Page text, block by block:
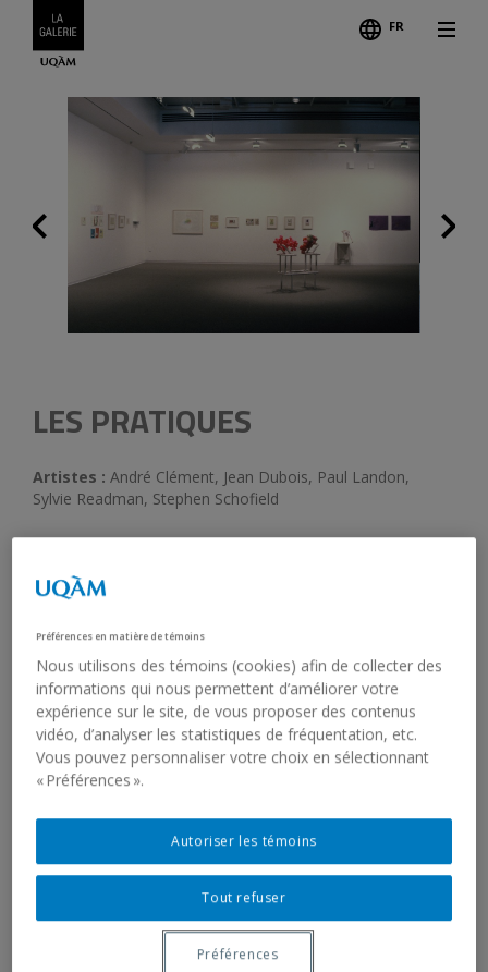
FR
LES PRATIQUES
Artistes : André Clément, Jean Dubois, Paul Landon,
Sylvie Readman, Stephen Schofield
Cette exposition propose des œuvres souvent inédites de
cinq nouveaux professeurs à l’École des arts visuels et
médiatiques de l’UQAM. Elle fait état de leur pratique
artistique et établit le contact avec la recherche qui motive
la production de leurs œuvres.
exposeTact, une installation vidéo interactive
contrôlée à l’aide d’un écran tactile, qui permet la rencontre
et le dialogue gestuel par le toucher et la caresse entre le
spectateur et un personnage situé de l’autre côté de l’écran.
Stephen Schofield offre des sculptures et des dessins qui
Préférences en matière de témoins
Nous utilisons des témoins (cookies) afin de collecter des
informations qui nous permettent d’améliorer votre
expérience sur le site, de vous proposer des contenus
vidéo, d’analyser les statistiques de fréquentation, etc.
Vous pouvez personnaliser votre choix en sélectionnant
« Préférences ».
Tout refuser
Autoriser les témoins
Préférences